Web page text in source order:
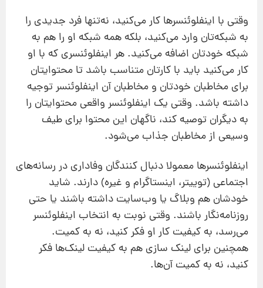
وقتی با اینفلوئنسرها کار می‌کنید، نه‌تنها فرد جدیدی را
به شبکه‌تان وارد می‌کنید، بلکه همه شبکه او را هم به
شبکه خودتان اضافه می‌کنید. هر اینفلوئنسری که با او
کار می‌کنید باید با کارتان متناسب باشد تا محتوایتان
برای مخاطبان خودتان و مخاطبان آن اینفلوئنسر توجیه
داشته باشد. وقتی یک اینفلوئنسر واقعی محتوایتان را
به دیگران توصیه کند، ناگهان این محتوا برای طیف
وسیعی از مخاطبان جذاب می‌شود.
اینفلوئنسرها معمولا دنبال‌ کنندگان وفاداری در رسانه‌های
اجتماعی (توییتر، اینستاگرام و غیره) دارند. شاید
خودشان هم وبلاگ یا وب‌سایت داشته باشند یا حتی
روزنامه‌نگار باشند. وقتی نوبت به انتخاب اینفلوئنسر
می‌رسد، به کیفیت کار او فکر کنید، نه به کمیت.
همچنین برای لینک سازی هم به کیفیت لینک‌ها فکر
کنید، نه به کمیت آن‌ها.